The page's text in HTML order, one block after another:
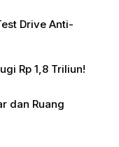
Drive Anti-
Rp 1,8 Triliun!
dan Ruang